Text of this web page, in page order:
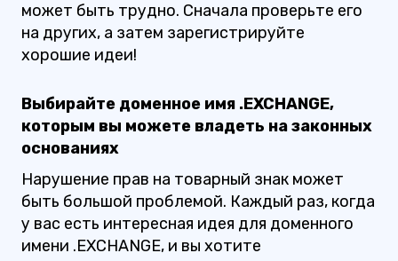
может быть трудно. Сначала проверьте его
на других, а затем зарегистрируйте
хорошие идеи!
Выбирайте доменное имя .EXCHANGE,
которым вы можете владеть на законных
основаниях
Нарушение прав на товарный знак может
быть большой проблемой. Каждый раз, когда
у вас есть интересная идея для доменного
имени .EXCHANGE, и вы хотите